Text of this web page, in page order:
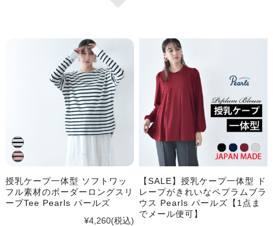
授乳ケープ一体型 ソフトワッ
フル素材のボーダーロングスリ
ーブTee Pearls パールズ
¥4,260(税込)
【SALE】授乳ケープ一体型 ド
レープがきれいなペプラムブラ
ウス Pearls パールズ【1点ま
でメール便可】